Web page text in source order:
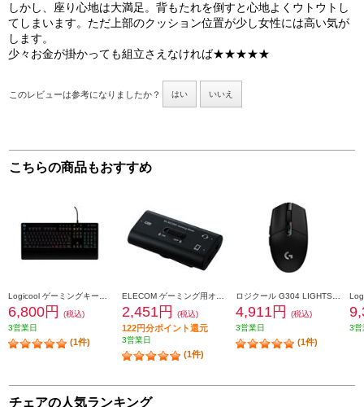
しかし、座り心地は大満足。背もたれを倒すと心地よくウトウトし
てしまいます。ただ上部のクッション位置が少し女性には高い気が
します。
少々お金が掛かっても組立さえなければ★★★★★
このレビューは参考になりましたか？ はい いいえ
こちらの商品もおすすめ
6,800円
(税込)
3営業日
(1件)
2,451円 (税込)
122円分ポイント還元
3営業日
(1件)
4,911円
(税込)
3営業日
(1件)
3営
チェアの人気ランキング